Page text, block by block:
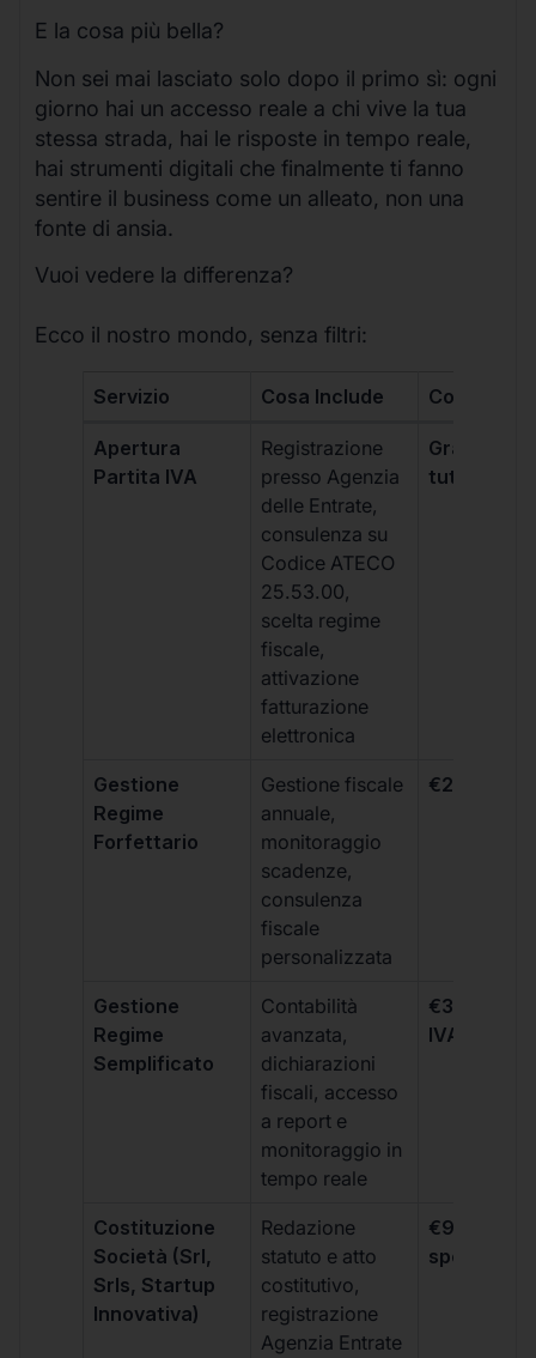
E la cosa più bella?
Non sei mai lasciato solo dopo il primo sì: ogni
giorno hai un accesso reale a chi vive la tua
stessa strada, hai le risposte in tempo reale,
hai strumenti digitali che finalmente ti fanno
sentire il business come un alleato, non una
fonte di ansia.
Vuoi vedere la differenza?
Ecco il nostro mondo, senza filtri:
Servizio Cosa Include Costo
Apertura
Partita IVA
Registrazione
presso Agenzia
delle Entrate,
consulenza su
Codice ATECO
25.53.00,
scelta regime
fiscale,
attivazione
fatturazione
elettronica
Gratis,
tutti i piani
Gestione
Regime
Forfettario
Gestione fiscale
annuale,
monitoraggio
scadenze,
consulenza
fiscale
personalizzata
€264 +
Gestione
Regime
Semplificato
Contabilità
avanzata,
dichiarazioni
fiscali, accesso
a report e
monitoraggio in
tempo reale
€333 +
IVA/
Costituzione
Società (Srl,
Srls, Startup
Innovativa)
Redazione
statuto e atto
costitutivo,
registrazione
Agenzia Entrate
€99 + IVA
spese